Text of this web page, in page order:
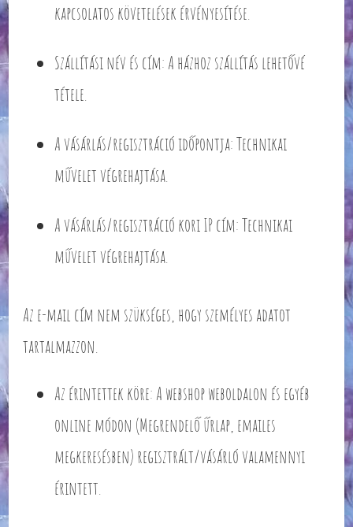
kapcsolatos követelések érvényesítése.
Szállítási név és cím: A házhoz szállítás lehetővé
tétele.
A vásárlás/regisztráció időpontja: Technikai
művelet végrehajtása.
A vásárlás/regisztráció kori IP cím: Technikai
művelet végrehajtása.
Az e-mail cím nem szükséges, hogy személyes adatot
tartalmazzon.
Az érintettek köre: A webshop weboldalon és egyéb
online módon (Megrendelő űrlap, emailes
megkeresésben) regisztrált/vásárló valamennyi
érintett.